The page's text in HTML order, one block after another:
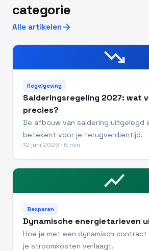
categorie
Alle artikelen arrow_forward
trending_down
Regelgeving
Salderingsregeling 2027: wat
precies?
De afbouw van saldering uitgelegd
betekent voor je terugverdientijd.
12 juni 2026 · 6 min
show_chart
Besparen
Dynamische energietarieven
Hoe je met een dynamisch
je stroomkosten verlaagt.